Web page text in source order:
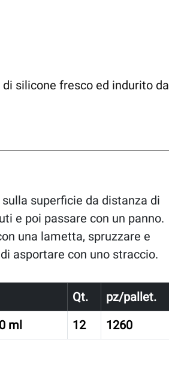
silicone fresco ed indurito da
superficie da distanza di
e poi passare con un panno.
una lametta, spruzzare e
asportare con uno straccio.
Qt.
pz/pallet.
ml 12 1260